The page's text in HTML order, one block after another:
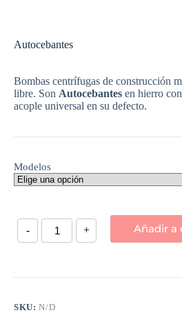
Autocebantes
Bombas centrífugas de construcción
libre. Son Autocebantes en hierro
acople universal en su defecto.
Modelos
- + Añadir a
SKU:N/D